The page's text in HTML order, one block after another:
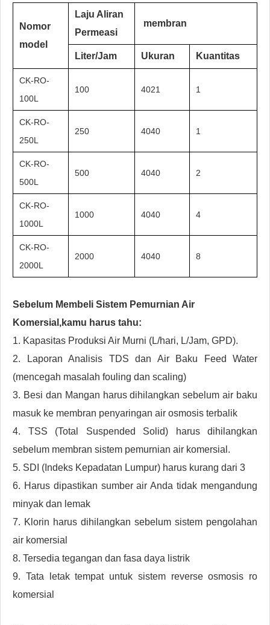
Nomor
model
Laju Aliran
Permeasi
membran
Liter/Jam Ukuran Kuantitas
CK-RO-
100L
100 4021 1
CK-RO-
250L
250 4040 1
CK-RO-
500L
500 4040 2
CK-RO-
1000L
1000 4040 4
CK-RO-
2000L
2000 4040 8
Sebelum Membeli Sistem Pemurnian Air
Komersial,kamu harus tahu:
1. Kapasitas Produksi Air Murni (L/hari, L/Jam, GPD).
2. Laporan Analisis TDS dan Air Baku Feed Water
(mencegah masalah fouling dan scaling)
3. Besi dan Mangan harus dihilangkan sebelum air baku
masuk ke membran penyaringan air osmosis terbalik
4. TSS (Total Suspended Solid) harus dihilangkan
sebelum membran sistem pemurnian air komersial.
5. SDI (Indeks Kepadatan Lumpur) harus kurang dari 3
6. Harus dipastikan sumber air Anda tidak mengandung
minyak dan lemak
7. Klorin harus dihilangkan sebelum sistem pengolahan
air komersial
8. Tersedia tegangan dan fasa daya listrik
9. Tata letak tempat untuk sistem reverse osmosis ro
komersial